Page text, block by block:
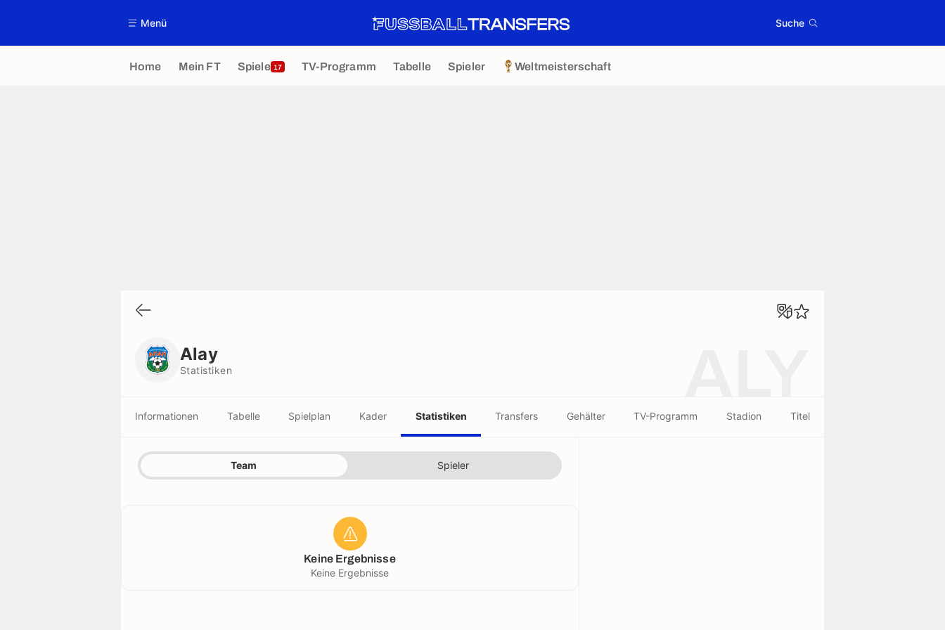
Menü Suche
Home Mein FT Spiele 17 TV-Programm Tabelle Spieler Weltmeisterschaft
Alay
Statistiken
Informationen Tabelle Spielplan Kader Statistiken Transfers Gehälter TV-Programm Stadion Titel
Team Spieler
Keine Ergebnisse
Keine Ergebnisse